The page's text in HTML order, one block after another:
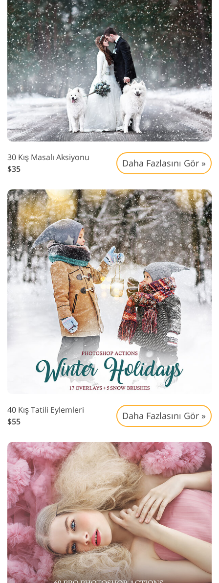
30 Kış Masalı Aksiyonu
$35
Daha Fazlasını Gör »
40 Kış Tatili Eylemleri
$55
Daha Fazlasını Gör »